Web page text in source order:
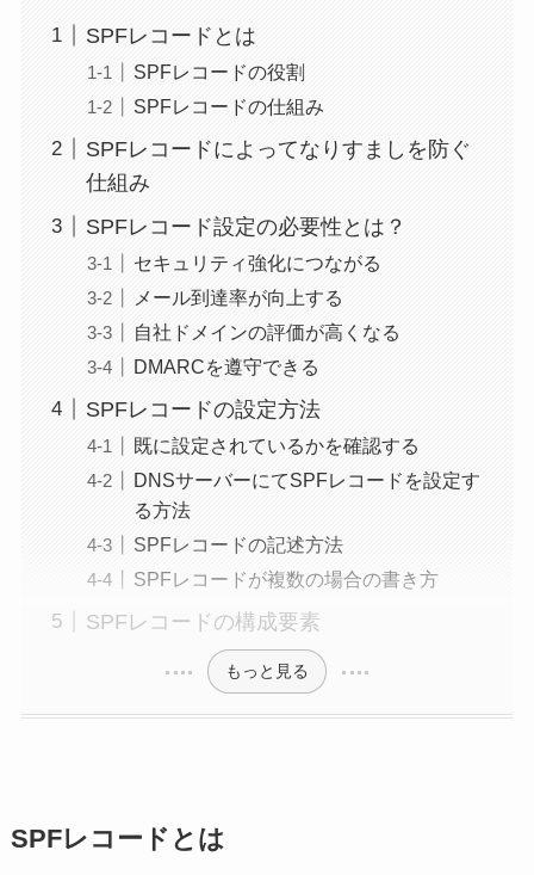
SPFレコードとは
SPFレコードの役割
SPFレコードの仕組み
SPFレコードによってなりすましを防ぐ
仕組み
SPFレコード設定の必要性とは？
セキュリティ強化につながる
メール到達率が向上する
自社ドメインの評価が高くなる
DMARCを遵守できる
SPFレコードの設定方法
既に設定されているかを確認する
DNSサーバーにてSPFレコードを設定す
る方法
SPFレコードの記述方法
SPFレコードが複数の場合の書き方
SPFレコードの構成要素
もっと見る
SPFレコードとは